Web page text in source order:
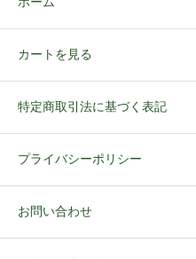
カートを見る
特定商取引法に基づく表記
プライバシーポリシー
お問い合わせ